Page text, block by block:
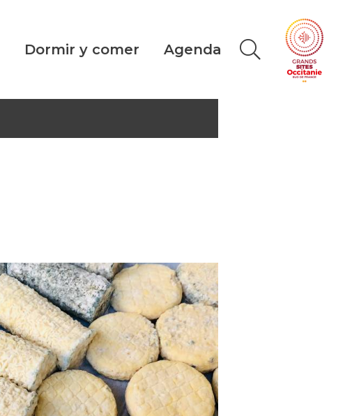
Dormir y comer Agenda